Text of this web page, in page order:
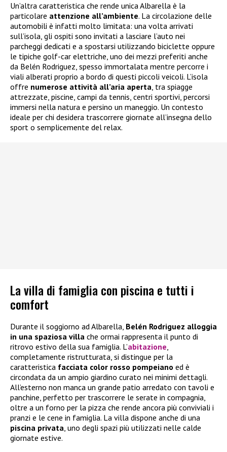
Un’altra caratteristica che rende unica Albarella è la
particolare attenzione all’ambiente. La circolazione delle
automobili è infatti molto limitata: una volta arrivati
sull’isola, gli ospiti sono invitati a lasciare l’auto nei
parcheggi dedicati e a spostarsi utilizzando biciclette oppure
le tipiche golf-car elettriche, uno dei mezzi preferiti anche
da Belén Rodriguez, spesso immortalata mentre percorre i
viali alberati proprio a bordo di questi piccoli veicoli. L’isola
offre numerose attività all’aria aperta, tra spiagge
attrezzate, piscine, campi da tennis, centri sportivi, percorsi
immersi nella natura e persino un maneggio. Un contesto
ideale per chi desidera trascorrere giornate all’insegna dello
sport o semplicemente del relax.
La villa di famiglia con piscina e tutti i
comfort
Durante il soggiorno ad Albarella, Belén Rodriguez alloggia
in una spaziosa villa che ormai rappresenta il punto di
ritrovo estivo della sua famiglia. L’abitazione
completamente ristrutturata, si distingue per la
caratteristica facciata color rosso pompeiano ed è
circondata da un ampio giardino curato nei minimi dettagli.
All’esterno non manca un grande patio arredato con tavoli e
panchine, perfetto per trascorrere le serate in compagnia,
oltre a un forno per la pizza che rende ancora più conviviali i
pranzi e le cene in famiglia. La villa dispone anche di una
piscina privata , uno degli spazi più utilizzati nelle calde
giornate estive.